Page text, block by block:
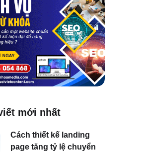
mới nhất
Cách thiết kế landing
page tăng tỷ lệ chuyển